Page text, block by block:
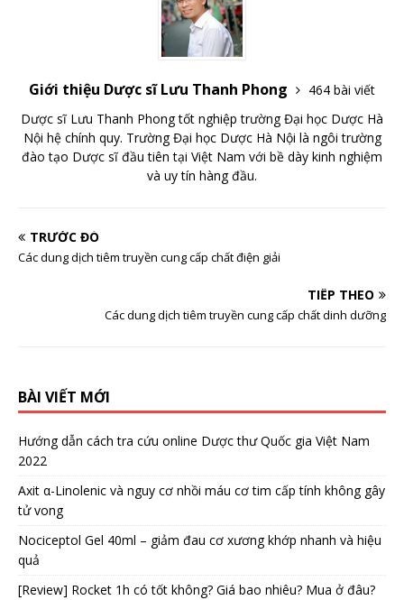
Giới thiệu Dược sĩ Lưu Thanh Phong
464 bài viết
Dược sĩ Lưu Thanh Phong tốt nghiệp trường Đại học Dược Hà
Nội hệ chính quy. Trường Đại học Dược Hà Nội là ngôi trường
đào tạo Dược sĩ đầu tiên tại Việt Nam với bề dày kinh nghiệm
và uy tín hàng đầu.
TRƯỚC ĐÓ
Các dung dịch tiêm truyền cung cấp chất điện giải
TIẾP THEO
Các dung dịch tiêm truyền cung cấp chất dinh dưỡng
BÀI VIẾT MỚI
Hướng dẫn cách tra cứu online Dược thư Quốc gia Việt Nam
2022
Axit α-Linolenic và nguy cơ nhồi máu cơ tim cấp tính không gây
tử vong
Nociceptol Gel 40ml – giảm đau cơ xương khớp nhanh và hiệu
quả
[Review] Rocket 1h có tốt không? Giá bao nhiêu? Mua ở đâu?